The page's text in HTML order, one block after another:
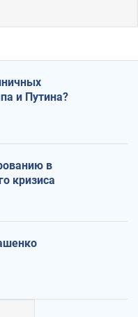
и Путина?
в
кризиса